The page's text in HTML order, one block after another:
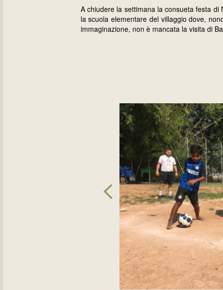
A chiudere la settimana la consueta festa
la scuola elementare del villaggio dove,
immaginazione, non è mancata la visita di